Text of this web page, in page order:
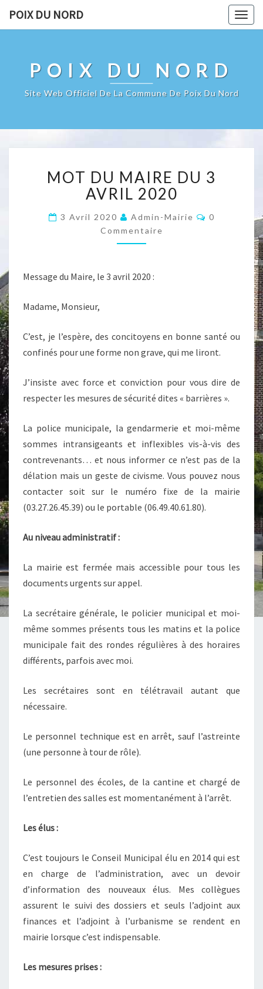
POIX DU NORD
POIX DU NORD
Site Web Officiel De La Commune De Poix Du Nord
DU
MAIRE
DU
3
AVRIL
2020
MOT DU MAIRE DU 3
AVRIL 2020
3 Avril 2020 Admin-Mairie
0
Commentaire
Message du Maire, le 3 avril 2020 :
Madame, Monsieur,
C’est, je l’espère, des concitoyens en bonne santé ou
confinés pour une forme non grave, qui me liront.
J’insiste avec force et conviction pour vous dire de
respecter les mesures de sécurité dites « barrières ».
La police municipale, la gendarmerie et moi-même
sommes intransigeants et inflexibles vis-à-vis des
contrevenants… et nous informer ce n’est pas de la
délation mais un geste de civisme. Vous pouvez nous
contacter soit sur le numéro fixe de la mairie
(03.27.26.45.39) ou le portable (06.49.40.61.80).
Au niveau administratif :
La mairie est fermée mais accessible pour tous les
documents urgents sur appel.
La secrétaire générale, le policier municipal et moi-
même sommes présents tous les matins et la police
municipale fait des rondes régulières à des horaires
différents, parfois avec moi.
Les secrétaires sont en télétravail autant que
nécessaire.
Le personnel technique est en arrêt, sauf l’astreinte
(une personne à tour de rôle).
Le personnel des écoles, de la cantine et chargé de
l’entretien des salles est momentanément à l’arrêt.
Les élus :
C’est toujours le Conseil Municipal élu en 2014 qui est
en charge de l’administration, avec un devoir
d’information des nouveaux élus. Mes collègues
assurent le suivi des dossiers et seuls l’adjoint aux
finances et l’adjoint à l’urbanisme se rendent en
mairie lorsque c’est indispensable.
Les mesures prises :